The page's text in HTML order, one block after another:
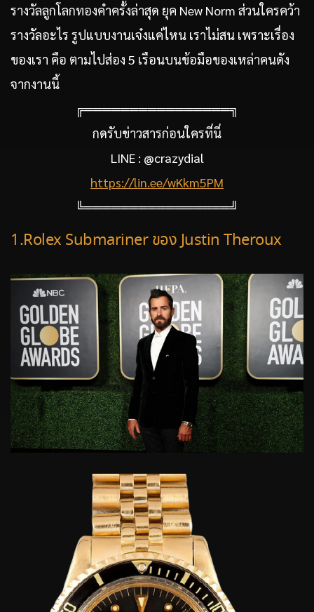
รางวัลลูกโลกทองคำครั้งล่าสุด ยุค New Norm ส่วนใครคว้า
รางวัลอะไร รูปแบบงานเจ๋งแค่ไหน เราไม่สน เพราะเรื่อง
ของเรา คือ ตามไปส่อง 5 เรือนบนข้อมือของเหล่าคนดัง
จากงานนี้
╔════════════════╗
กดรับข่าวสารก่อนใครที่นี่
LINE : @crazydial
https://lin.ee/wKkm5PM
╚════════════════╝
1.Rolex Submariner ของ Justin Theroux